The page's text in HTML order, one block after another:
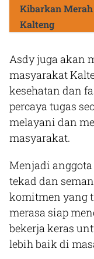
Kibarkan
Kalteng
Asdy juga akan
masyarakat
kesehatan dan
percaya tugas
melayani dan
masyarakat.
Menjadi
tekad dan
komitmen yang
merasa siap
bekerja keras
lebih baik di